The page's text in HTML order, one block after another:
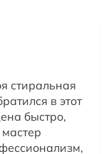
стиральная
в этот
быстро,